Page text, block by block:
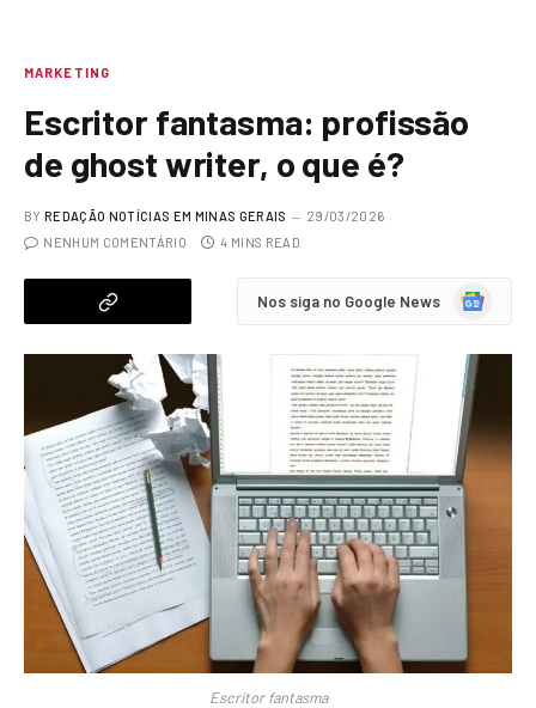
MARKETING
Escritor fantasma: profissão
de ghost writer, o que é?
BY REDAÇÃO NOTÍCIAS EM MINAS GERAIS
29/03/2026
NENHUM COMENTÁRIO
4 MINS READ
Nos siga no Google News
Google
Escritor fantasma